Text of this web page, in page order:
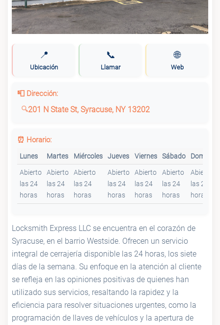
📍
Ubicación
📞
Llamar
🌐
Web
📮 Dirección:
201 N State St, Syracuse, NY 13202
⏰ Horario:
Lunes Martes Miércoles Jueves Viernes Sábado Domingo
Abierto
las 24
horas
Abierto
las 24
horas
Abierto
las 24
horas
Abierto
las 24
horas
Abierto
las 24
horas
Abierto
las 24
horas
Abierto
las 24
horas
Locksmith Express LLC se encuentra en el corazón de
Syracuse, en el barrio Westside. Ofrecen un servicio
integral de cerrajería disponible las 24 horas, los siete
días de la semana. Su enfoque en la atención al cliente
se refleja en las opiniones positivas de quienes han
utilizado sus servicios, resaltando la rapidez y la
eficiencia para resolver situaciones urgentes, como la
programación de llaves de vehículos y la apertura de